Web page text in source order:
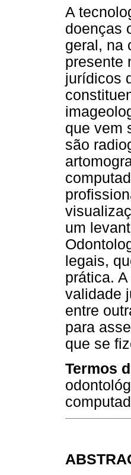
A
doenças
geral, na
presente
jurídicos
que vem
são
um
legais,
prática.
validade
entre
para
que se
Termos